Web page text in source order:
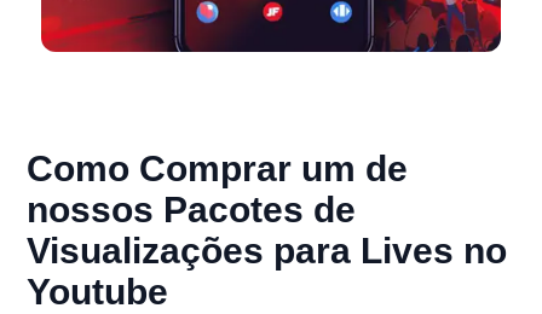
Como Comprar um de
nossos Pacotes de
Visualizações para Lives no
Youtube